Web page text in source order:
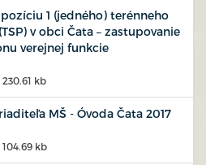
1 (jedného) terénneho
v obci Čata – zastupovanie
verejnej funkcie
230.61 kb
MŠ - Óvoda Čata 2017
104.69 kb